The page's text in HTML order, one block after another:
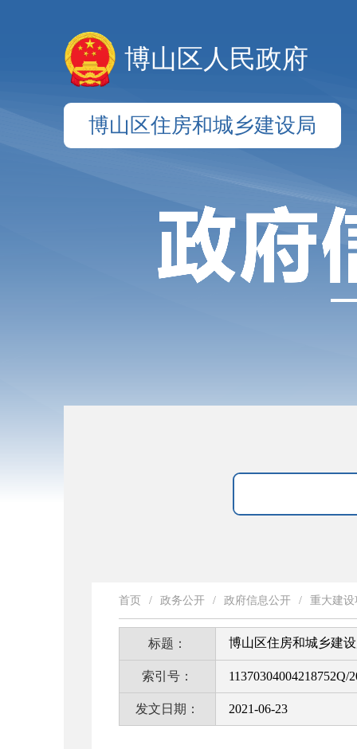
博山区人民政府
博山区住房和城乡建设局
首页 / 政务公开 / 政府信息公开 / 重大建设
标题： 博山区住房和城乡建
索引号： 11370304004218752Q/
发文日期： 2021-06-23